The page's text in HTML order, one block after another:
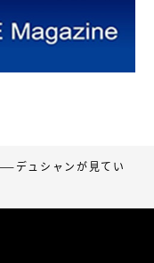
デュシャンが見てい